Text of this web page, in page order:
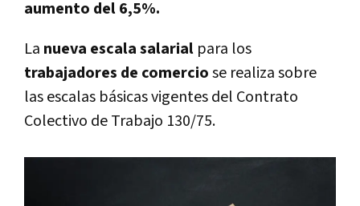
aumento del 6,5%.
La nueva escala salarial para los
trabajadores de comerciose realiza sobre
las escalas básicas vigentes del Contrato
Colectivo de Trabajo 130/75.